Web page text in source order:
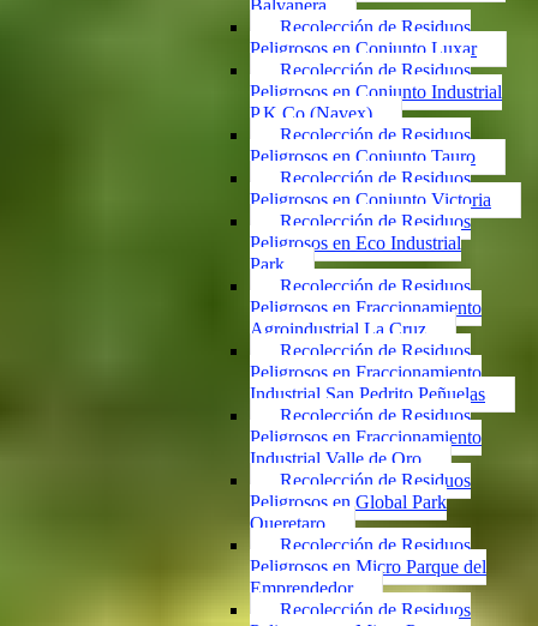
Balvanera
Recolección de Residuos
Peligrosos en Conjunto Luxar
Recolección de Residuos
Peligrosos en Conjunto Industrial
P.K.Co (Navex)
Recolección de Residuos
Peligrosos en Conjunto Tauro
Recolección de Residuos
Peligrosos en Conjunto Victoria
Recolección de Residuos
Peligrosos en Eco Industrial
Park
Recolección de Residuos
Peligrosos en Fraccionamiento
Agroindustrial La Cruz
Recolección de Residuos
Peligrosos en Fraccionamiento
Industrial San Pedrito Peñuelas
Recolección de Residuos
Peligrosos en Fraccionamiento
Industrial Valle de Oro
Recolección de Residuos
Peligrosos en Global Park
Queretaro
Recolección de Residuos
Peligrosos en Micro Parque del
Emprendedor
Recolección de Residuos